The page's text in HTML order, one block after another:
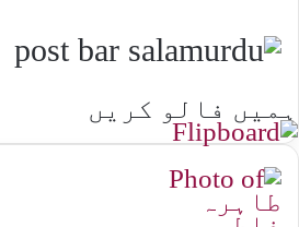
ہمیں فالو کریں